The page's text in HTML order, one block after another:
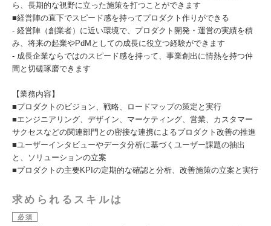
ら、長期的な視野に立った施策を打つことができます
■経営陣の直下でスピード感を持ってプロダクト作りができる
- 経営陣（創業者）に近い環境で、プロダクト開発・運営の実績を積
み、将来の起業やPdMとしての成長に役立つ経験ができます
- 成長企業ならではのスピード感を持って、事業創出に情熱を持つ仲
間と切磋琢磨できます
【業務内容】
■プロダクトのビジョン、戦略、ロードマップの策定と実行
■エンジニアリング、デザイン、マーケティング、営業、カスタマー
サクセスなどの関連部門との密接な連携によるプロダクト改善の推進
■ユーザーインタビューやデータ分析に基づくユーザー課題の抽出
と、ソリューションの立案
■プロダクトの主要KPIの定期的な確認と分析、改善施策の立案と実行
求められるスキルは
必須